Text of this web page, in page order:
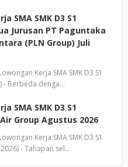
SMA SMK D3 S1
Jurusan PT Paguntaka
(PLN Group) Juli
Kerja SMA SMK D3 S1
- Berbeda denga…
SMA SMK D3 S1
Group Agustus 2026
Kerja SMA SMK D3 S1
- Tahapan sel…